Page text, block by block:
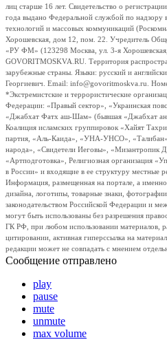
лиц старше 16 лет. Свидетельство о
года выдано Федеральной службой по надзору
технологий и массовых коммуникаций
Хорошевская, дом 12, пом. 22. Учредитель
«РУ ФМ» (123298 Москва, ул. 3-я
GOVORITMOSKVA.RU. Территория
зарубежные страны. Языки: русский и
Георгиевич. Email: info@govoritmoskva.ru.
*Экстремистские и террористические
Федерации: «Правый сектор», «Украинская
«Джабхат Фатх аш-Шам» (бывшая «Джабхат
Коалиция исламских группировок «Хайят
партия, «Аль-Каида», «УНА-УНСО»,
народа», «Свидетели Иеговы», «Мизантропик
«Артподготовка», Религиозная организация
в России» и входящие в ее структуру местные
Информация, размещенная на портале, а
дизайна, логотипы, товарные знаки,
законодательством Российской Федерации и
могут быть использованы без разрешения
ГК РФ, при любом использовании материалов,
цитировании, активная гиперссылка на
редакции может не совпадать с мнением
Сообщение отправлено
play
pause
mute
unmute
max volume